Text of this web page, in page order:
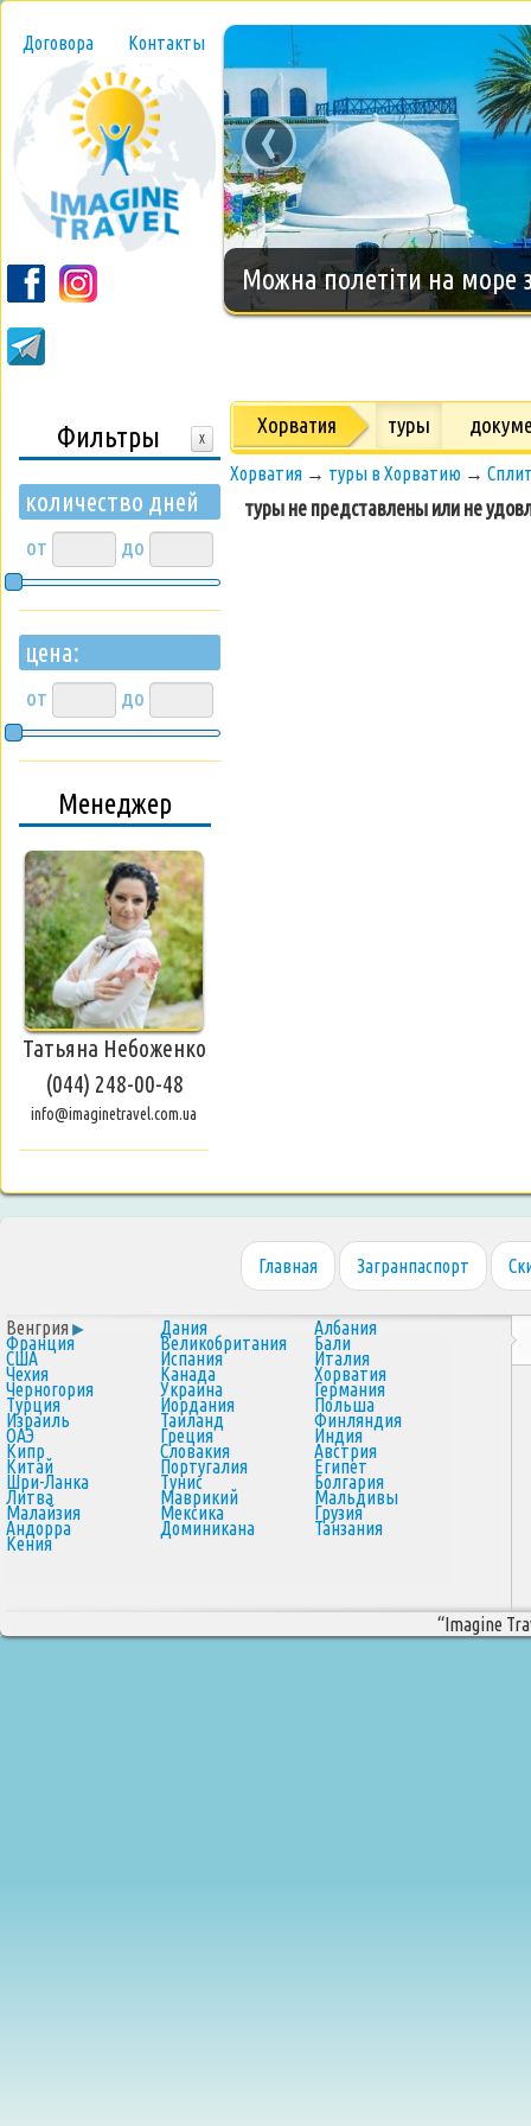
Договора Контакты
Новогодний тур на
‹
Фильтры X
количество дней
от до
цена:
от до
Менеджер
Татьяна Небоженко
(044) 248-00-48
info@imaginetravel.com.ua
Хорватия туры
Хорватия → туры в Хорватию →
туры не представлены или не
Главная Загранпаспорт
Венгрия Дания Албания
Франция Великобритания Бали
США Испания Италия
Чехия Канада Хорватия
Черногория Украина Германия
Турция Иордания Польша
Израиль Таиланд Финляндия
ОАЭ Греция Индия
Кипр Словакия Австрия
Китай Португалия Египет
Шри-Ланка Тунис Болгария
Литва Маврикий Мальдивы
Малайзия Мексика Грузия
Андорра Доминикана Танзания
Кения
“Imagine